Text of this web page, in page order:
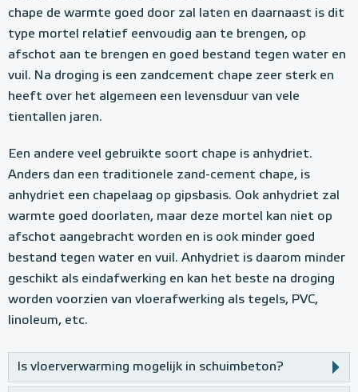
chape de warmte goed door zal laten en daarnaast is dit
type mortel relatief eenvoudig aan te brengen, op
afschot aan te brengen en goed bestand tegen water en
vuil. Na droging is een zandcement chape zeer sterk en
heeft over het algemeen een levensduur van vele
tientallen jaren.
Een andere veel gebruikte soort chape is anhydriet.
Anders dan een traditionele zand-cement chape, is
anhydriet een chapelaag op gipsbasis. Ook anhydriet zal
warmte goed doorlaten, maar deze mortel kan niet op
afschot aangebracht worden en is ook minder goed
bestand tegen water en vuil. Anhydriet is daarom minder
geschikt als eindafwerking en kan het beste na droging
worden voorzien van vloerafwerking als tegels, PVC,
linoleum, etc.
Is vloerverwarming mogelijk in schuimbeton?